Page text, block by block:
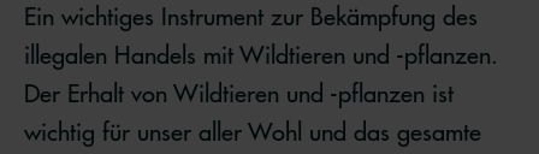
Ein wichtiges Instrument zur Bekämpfung des
illegalen Handels mit Wildtieren und -pflanzen.
Der Erhalt von Wildtieren und -pflanzen ist
wichtig für unser aller Wohl und das gesamte